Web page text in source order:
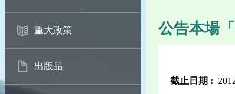
重大政策
出版品
公告本場
截止日期 :